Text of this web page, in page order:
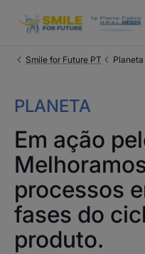
Smile for Future PT Planeta
PLANETA
Em ação
processos
fases do
produto.